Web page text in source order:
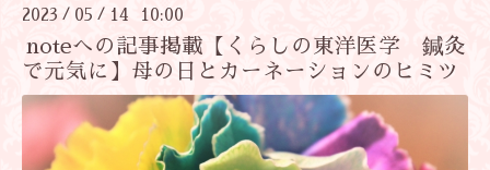
2023 / 05 / 14 10:00
noteへの記事掲載【くらしの東洋医学 鍼灸
で元気に】母の日とカーネーションのヒミツ